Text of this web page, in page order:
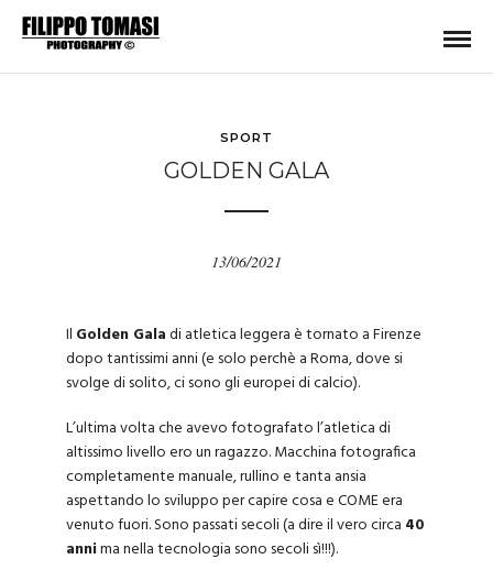
SPORT
GOLDEN GALA
13/06/2021
Il Golden Galadi atletica leggera è tornato a Firenze
dopo tantissimi anni (e solo perchè a Roma, dove si
svolge di solito, ci sono gli europei di calcio).
L’ultima volta che avevo fotografato l’atletica di
altissimo livello ero un ragazzo. Macchina fotografica
completamente manuale, rullino e tanta ansia
aspettando lo sviluppo per capire cosa e COME era
venuto fuori. Sono passati secoli (a dire il vero circa 40
annima nella tecnologia sono secoli sì!!!).